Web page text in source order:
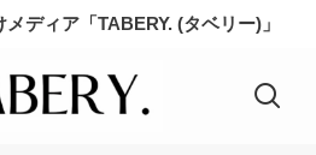
ディア「TABERY. (タベリー)」